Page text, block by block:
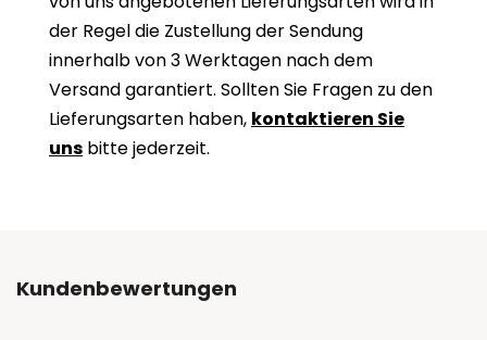
der Regel die Zustellung der Sendung
innerhalb von 3 Werktagen nach dem
Versand garantiert. Sollten Sie Fragen zu den
Lieferungsarten haben, kontaktieren Sie
uns bitte jederzeit.
Kundenbewertungen